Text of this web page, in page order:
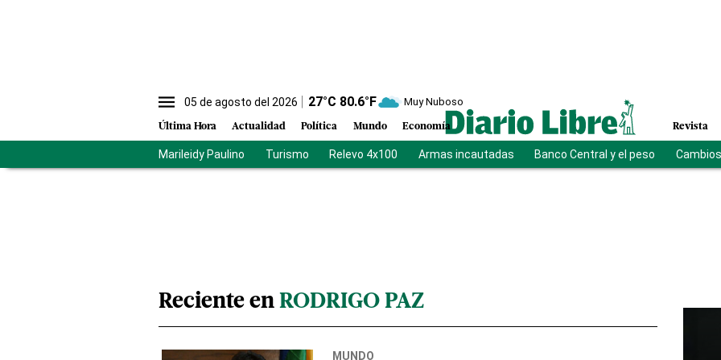
05 de agosto del 2026 27°C 80.6°F Muy Nuboso
Última Hora Actualidad Política Mundo Economía Revista
Marileidy Paulino Turismo Relevo 4x100 Armas incautadas Banco Central y el peso
Reciente en RODRIGO PAZ
MUNDO